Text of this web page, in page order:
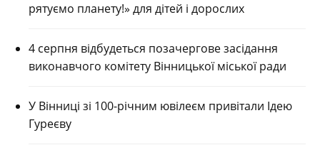
рятуємо планету!» для дітей і дорослих
4 серпня відбудеться позачергове засідання
виконавчого комітету Вінницької міської ради
У Вінниці зі 100-річним ювілеєм привітали Ідею
Гуреєву